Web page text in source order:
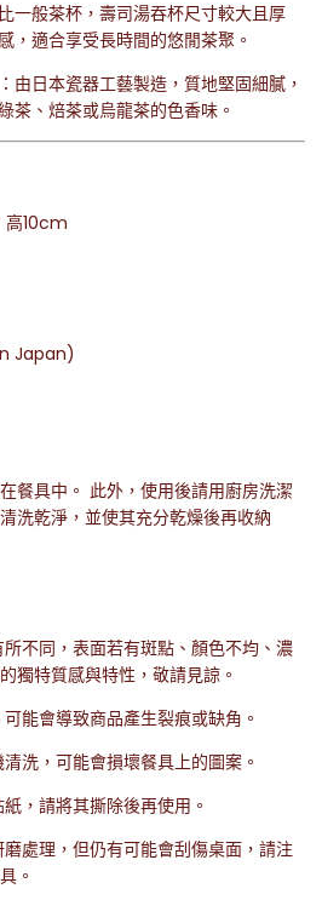
一般茶杯，壽司湯吞杯尺寸較大且厚
，適合享受長時間的悠閒茶聚。
：由日本瓷器工藝製造，質地堅固細膩，
茶、焙茶或烏龍茶的色香味。
10cm
Japan)
餐具中。 此外，使用後請用廚房洗潔
洗乾淨，並使其充分乾燥後再收納
不同，表面若有斑點、顏色不均、濃
獨特質感與特性，敬請見諒。
能會導致商品產生裂痕或缺角。
洗，可能會損壞餐具上的圖案。
，請將其撕除後再使用。
處理，但仍有可能會刮傷桌面，請注
。